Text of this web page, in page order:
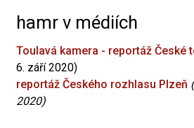
hamr v médiích
Toulavá kamera - reportáž České
6. září 2020)
reportáž Českého rozhlasu Plzeň
2020)